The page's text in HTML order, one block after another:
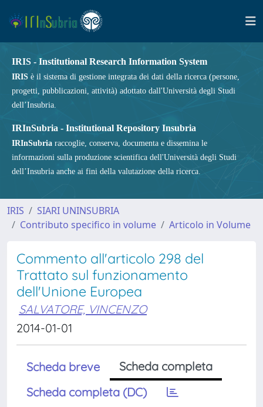
IRIS - Institutional Research Information System
IRIS è il sistema di gestione integrata dei dati della ricerca (persone,
progetti, pubblicazioni, attività) adottato dall'Università degli Studi
dell’Insubria.
IRInSubria - Institutional Repository Insubria
IRInSubria raccoglie, conserva, documenta e dissemina le
informazioni sulla produzione scientifica dell'Università degli Studi
dell’Insubria anche ai fini della valutazione della ricerca.
IRIS
SIARI UNINSUBRIA
Contributo specifico in volume
Articolo in Volume
Commento all'articolo 298 del
Trattato sul funzionamento
dell'Unione Europea
SALVATORE, VINCENZO
2014-01-01
Scheda breve
Scheda completa
Scheda completa (DC)